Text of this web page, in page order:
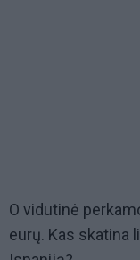
O vidutinė
eurų. Kas skatina